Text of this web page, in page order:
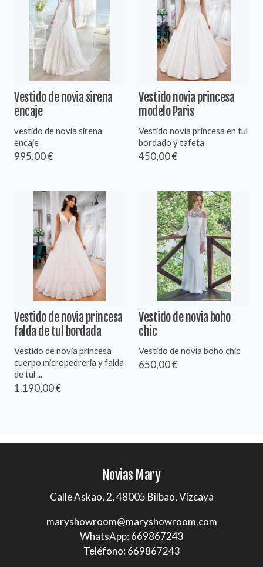
Vestido de novia sirena
encaje
vestido de novia sirena
encaje
995,00 €
Vestido novia princesa
modelo Paris
Vestido novia princesa en tul
bordado y tafeta
450,00 €
Vestido de novia princesa
falda de tul bordada
Vestido de novia princesa
cuerpo micropedreria y falda
de tul ...
1.190,00 €
Vestido de novia boho
chic
Vestido de novia boho chic
650,00 €
Novias Mary
Calle Askao, 2, 48005 Bilbao, Vizcaya
maryshowroom@maryshowroom.com
WhatsApp: 669867243
Teléfono: 669867243